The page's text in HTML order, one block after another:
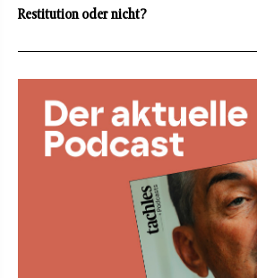
Restitution oder nicht?